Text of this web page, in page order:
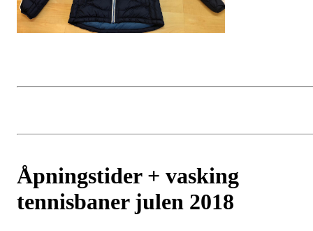
Åpningstider + vasking
tennisbaner julen 2018